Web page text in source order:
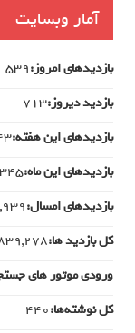
آمار وبسایت
بازدیدهای امروز:539
بازدید دیروز:713
بازدیدهای این هفته:
بازدیدهای این ماه:
بازدیدهای امسال:
کل بازدید ها:
ورودی‌ موتور های
کل نوشته‌ها:440